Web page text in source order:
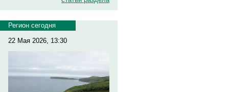
Регион сегодня
22 Мая 2026, 13:30